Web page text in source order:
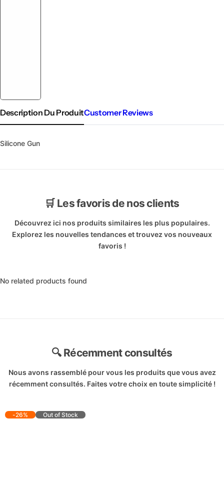
Description Du ProduitCustomer Reviews
Silicone Gun
🛒 Les favoris de nos clients
Découvrez ici nos produits similaires les plus populaires.
Explorez les nouvelles tendances et trouvez vos nouveaux
favoris !
No related products found
🔍 Récemment consultés
Nous avons rassemblé pour vous les produits que vous avez
récemment consultés. Faites votre choix en toute simplicité !
-26% Out of Stock